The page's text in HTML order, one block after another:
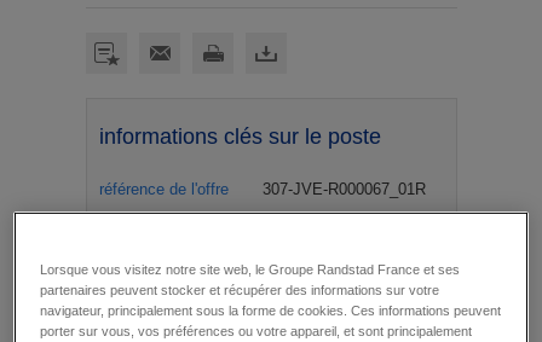
informations clés sur le poste
référence de l'offre
307-JVE-R000067_01R
type et durée du
contrat
CDI
salaire
13 200 € / mois
Lorsque vous visitez notre site web, le Groupe Randstad France et ses
partenaires peuvent stocker et récupérer des informations sur votre
navigateur, principalement sous la forme de cookies. Ces informations peuvent
porter sur vous, vos préférences ou votre appareil, et sont principalement